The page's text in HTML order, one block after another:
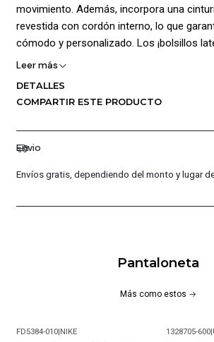
movimiento. Además, incorpora una
revestida con cordón interno, lo que
cómodo y personalizado. Los ¡bolsillos
toque práctico, proporcionando espacio
distintivo, el logo de la marca hace juego
base de la prenda, brindando un toque de
prendas. Cuenta con Short de compresión
Leer más
DETALLES
COMPARTIR ESTE PRODUCTO
Envio
Envíos gratis, dependiendo del monto y lugar
Pantaloneta
Más como estos
FD5384-010|NIKE 1328705-600|